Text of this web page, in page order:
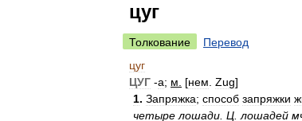
цуг
Толкование
Перевод
цуг
ЦУГ -а; м [нем Zug]
1. Запряжка; способ запряжки
четыре лошади Ц лошадей